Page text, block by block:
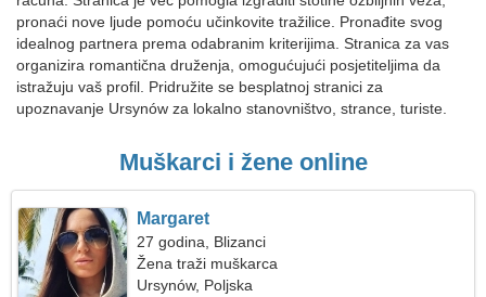
pronaći nove ljude pomoću učinkovite tražilice. Pronađite svog
idealnog partnera prema odabranim kriterijima. Stranica za vas
organizira romantična druženja, omogućujući posjetiteljima da
istražuju vaš profil. Pridružite se besplatnoj stranici za
upoznavanje Ursynów za lokalno stanovništvo, strance, turiste.
Muškarci i žene online
Margaret
27 godina, Blizanci
Žena traži muškarca
Ursynów, Poljska